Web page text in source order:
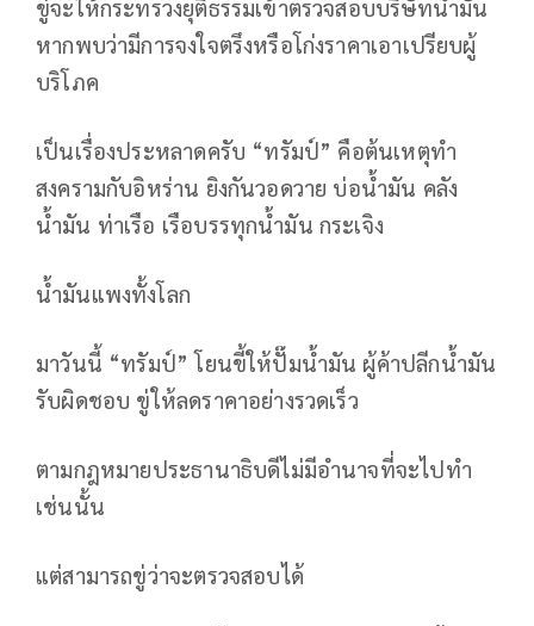
ขู่จะให้กระทรวงยุติธรรมเข้าตรวจสอบบริษัทน้ำมัน
หากพบว่ามีการจงใจตรึงหรือโก่งราคาเอาเปรียบผู้
บริโภค
เป็นเรื่องประหลาดครับ “ทรัมป์” คือต้นเหตุทำ
สงครามกับอิหร่าน ยิงกันวอดวาย บ่อน้ำมัน คลัง
น้ำมัน ท่าเรือ เรือบรรทุกน้ำมัน กระเจิง
น้ำมันแพงทั้งโลก
มาวันนี้ “ทรัมป์” โยนขี้ให้ปั๊มน้ำมัน ผู้ค้าปลีกน้ำมัน
รับผิดชอบ ขู่ให้ลดราคาอย่างรวดเร็ว
ตามกฎหมายประธานาธิบดีไม่มีอำนาจที่จะไปทำ
เช่นนั้น
แต่สามารถขู่ว่าจะตรวจสอบได้